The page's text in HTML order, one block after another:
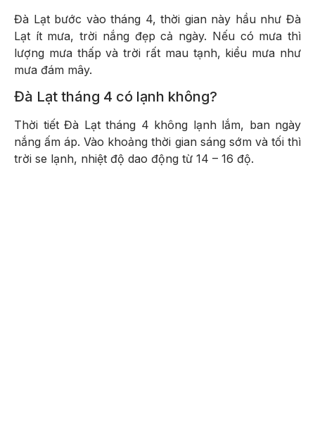
Đà Lạt bước vào tháng 4, thời gian này hầu như Đà
Lạt ít mưa, trời nắng đẹp cả ngày. Nếu có mưa thì
lượng mưa thấp và trời rất mau tạnh, kiểu mưa như
mưa đám mây.
Đà Lạt tháng 4 có lạnh không?
Thời tiết Đà Lạt tháng 4 không lạnh lắm, ban ngày
nắng ấm áp. Vào khoảng thời gian sáng sớm và tối thì
trời se lạnh, nhiệt độ dao động từ 14 – 16 độ.